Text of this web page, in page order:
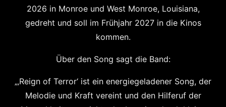
2026 in Monroe und West Monroe, Louisiana,
gedreht und soll im Frühjahr 2027 in die Kinos
kommen.
Über den Song sagt die Band:
„‚Reign of Terror‘ ist ein energiegeladener Song, der
Melodie und Kraft vereint und den Hilferuf der